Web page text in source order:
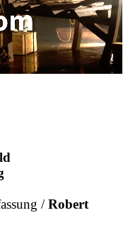
/Robert